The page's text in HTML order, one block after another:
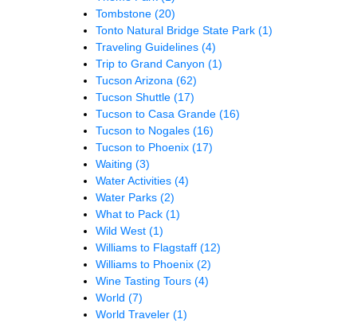
Tombstone (20)
Tonto Natural Bridge State Park (1)
Traveling Guidelines (4)
Trip to Grand Canyon (1)
Tucson Arizona (62)
Tucson Shuttle (17)
Tucson to Casa Grande (16)
Tucson to Nogales (16)
Tucson to Phoenix (17)
Waiting (3)
Water Activities (4)
Water Parks (2)
What to Pack (1)
Wild West (1)
Williams to Flagstaff (12)
Williams to Phoenix (2)
Wine Tasting Tours (4)
World (7)
World Traveler (1)